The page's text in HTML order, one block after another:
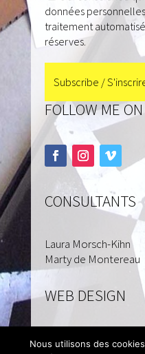
données
traitement
réserves.
FOLLOW ME ON
CONSULTANTS
Laura Morsch-Kihn
Marty de Montereau
WEB DESIGN
Isabelle Cadet
Nous utilisons des